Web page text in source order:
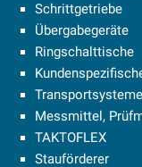
Schrittgetriebe
Übergabegeräte
Ringschalttische
Transportsysteme
Messmittel,
TAKTOFLEX
Stauförderer